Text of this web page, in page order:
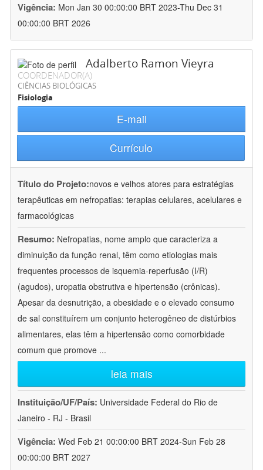
Vigência: Mon Jan 30 00:00:00 BRT 2023-Thu Dec 31
00:00:00 BRT 2026
Adalberto Ramon Vieyra
COORDENADOR(A)
CIÊNCIAS BIOLÓGICAS
Fisiologia
E-mail
Currículo
Título do Projeto:novos e velhos atores para estratégias
terapêuticas em nefropatias: terapias celulares, acelulares e
farmacológicas
Resumo: Nefropatias, nome amplo que caracteriza a
diminuição da função renal, têm como etiologias mais
frequentes processos de isquemia-reperfusão (I/R)
(agudos), uropatia obstrutiva e hipertensão (crônicas).
Apesar da desnutrição, a obesidade e o elevado consumo
de sal constituírem um conjunto heterogêneo de distúrbios
alimentares, elas têm a hipertensão como comorbidade
comum que promove ...
leia mais
Instituição/UF/País: Universidade Federal do Rio de
Janeiro - RJ - Brasil
Vigência: Wed Feb 21 00:00:00 BRT 2024-Sun Feb 28
00:00:00 BRT 2027